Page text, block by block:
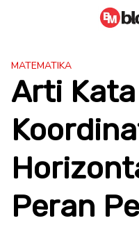
MATEMATIKA
Arti
Peran